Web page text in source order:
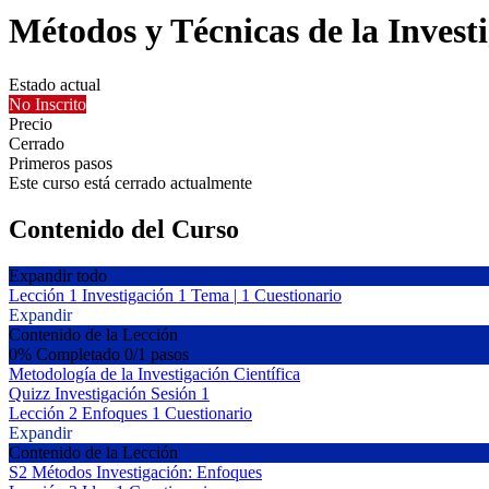
Métodos y Técnicas de la
Estado actual
No Inscrito
Precio
Cerrado
Primeros pasos
Este curso está cerrado actualmente
Contenido del Curso
Expandir todo
Lección 1 Investigación 1 Tema | 1 Cuestionario
Expandir
Contenido de la Lección
0% Completado 0/1 pasos
Metodología de la Investigación Científica
Quizz Investigación Sesión 1
Lección 2 Enfoques 1 Cuestionario
Expandir
Contenido de la Lección
S2 Métodos Investigación: Enfoques